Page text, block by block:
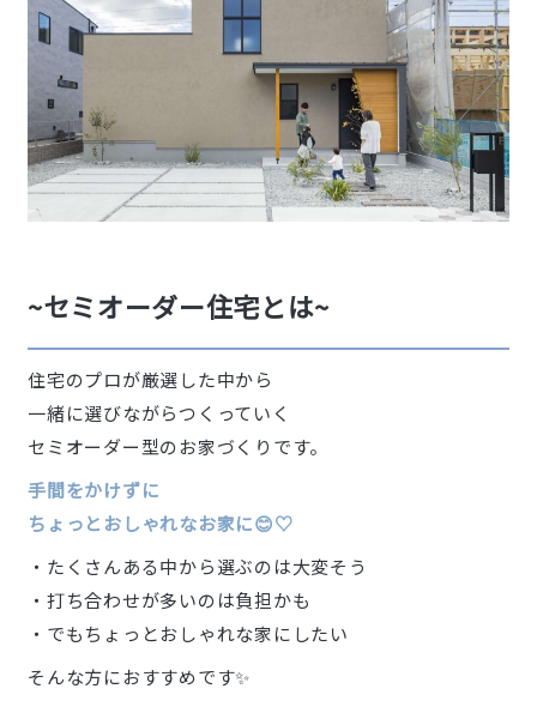
~セミオーダー住宅とは~
住宅のプロが厳選した中から
一緒に選びながらつくっていく
セミオーダー型のお家づくりです。
手間をかけずに
ちょっとおしゃれなお家に😊♡
・たくさんある中から選ぶのは大変そう
・打ち合わせが多いのは負担かも
・でもちょっとおしゃれな家にしたい
そんな方におすすめです✨